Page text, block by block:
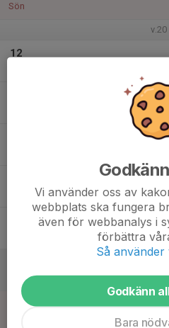
Sön
v.20
12
Vi använder oss av
webbplats ska fungera
även för webbanalys i
förbättra
Så använder
Godkänn
Bara